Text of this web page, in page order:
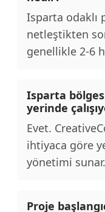
Isparta odaklı
netleştikten
genellikle 2-6
Isparta
yerinde
Evet.
ihtiyaca göre
yönetimi sunar.
Proje